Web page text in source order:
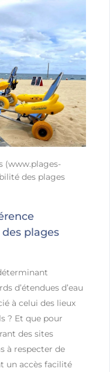
(www.plages-
des plages
plages
d’étendues d’eau
à celui des lieux
? Et que pour
des sites
à respecter de
un accès facilité